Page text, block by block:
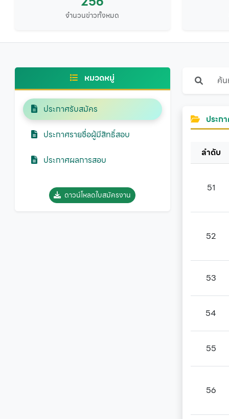
จำนวนข่าวทั้งหมด
หมวดหมู่
ประกาศรับสมัคร
ประกาศรายชื่อผู้มีสิทธิ์สอบ
ประกาศผลการสอบ
ดาวน์โหลดใบสมัครงาน
ประก
ลำดับ
51
52
53
54
55
56